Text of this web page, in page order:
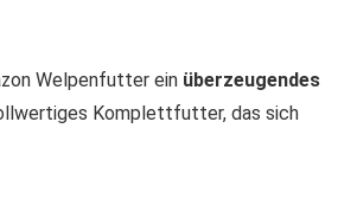
Welpenfutter ein überzeugendes
Komplettfutter, das sich